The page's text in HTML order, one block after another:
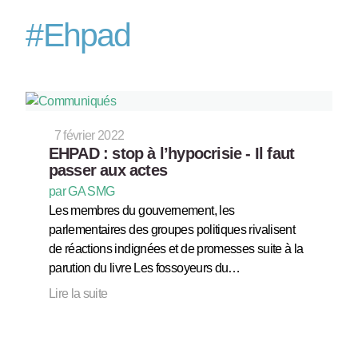
#Ehpad
7 février 2022
EHPAD : stop à l’hypocrisie - Il faut
passer aux actes
par GA SMG
Les membres du gouvernement, les
parlementaires des groupes politiques rivalisent
de réactions indignées et de promesses suite à la
parution du livre Les fossoyeurs du…
Lire la suite